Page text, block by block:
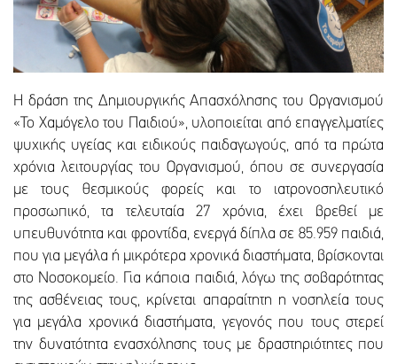
Η δράση της Δημιουργικής Απασχόλησης του Οργανισμού
«Το Χαμόγελο του Παιδιού», υλοποιείται από επαγγελματίες
ψυχικής υγείας και ειδικούς παιδαγωγούς, από τα πρώτα
χρόνια λειτουργίας του Οργανισμού, όπου σε συνεργασία
με τους θεσμικούς φορείς και το ιατρονοσηλευτικό
προσωπικό, τα τελευταία 27 χρόνια, έχει βρεθεί με
υπευθυνότητα και φροντίδα, ενεργά δίπλα σε 85.959 παιδιά,
που για μεγάλα ή μικρότερα χρονικά διαστήματα, βρίσκονται
στο Νοσοκομείο. Για κάποια παιδιά, λόγω της σοβαρότητας
της ασθένειας τους, κρίνεται απαραίτητη η νοσηλεία τους
για μεγάλα χρονικά διαστήματα, γεγονός που τους στερεί
την δυνατότητα ενασχόλησης τους με δραστηριότητες που